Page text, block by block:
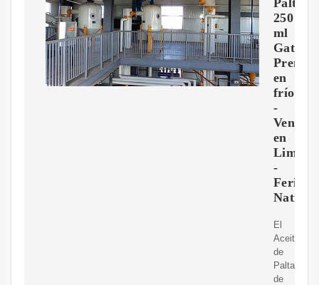
250
ml
Gatti
en
frío
-
Venta
en
Lima
-
Feria
Nativa
El
Aceite
de
Palta
de